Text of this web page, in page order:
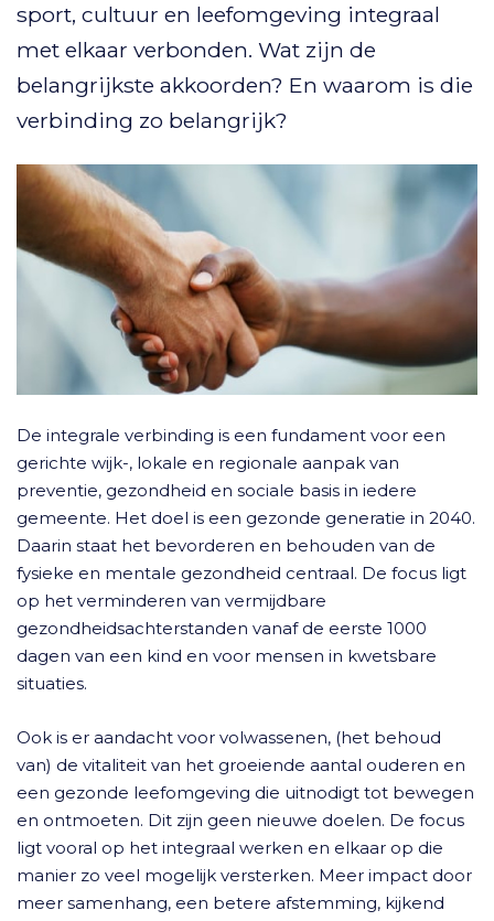
sport, cultuur en leefomgeving integraal
met elkaar verbonden. Wat zijn de
belangrijkste akkoorden? En waarom is die
verbinding zo belangrijk?
De integrale verbinding is een fundament voor een
gerichte wijk-, lokale en regionale aanpak van
preventie, gezondheid en sociale basis in iedere
gemeente. Het doel is een gezonde generatie in 2040.
Daarin staat het bevorderen en behouden van de
fysieke en mentale gezondheid centraal. De focus ligt
op het verminderen van vermijdbare
gezondheidsachterstanden vanaf de eerste 1000
dagen van een kind en voor mensen in kwetsbare
situaties.
Ook is er aandacht voor volwassenen, (het behoud
van) de vitaliteit van het groeiende aantal ouderen en
een gezonde leefomgeving die uitnodigt tot bewegen
en ontmoeten. Dit zijn geen nieuwe doelen. De focus
ligt vooral op het integraal werken en elkaar op die
manier zo veel mogelijk versterken. Meer impact door
meer samenhang, een betere afstemming, kijkend